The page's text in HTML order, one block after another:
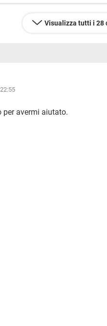
Visualizza tutti i 28
per avermi aiutato.